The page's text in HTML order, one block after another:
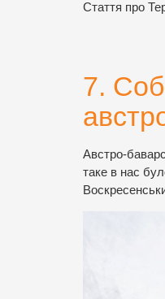
Стаття про
7.
Австро-
таке в нас